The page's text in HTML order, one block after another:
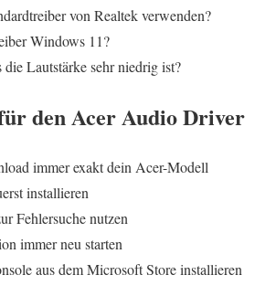
von Realtek verwenden?
Windows 11?
die Lautstärke sehr niedrig ist?
den Acer Audio Driver
immer exakt dein Acer-Modell
installieren
Fehlersuche nutzen
immer neu starten
aus dem Microsoft Store installieren